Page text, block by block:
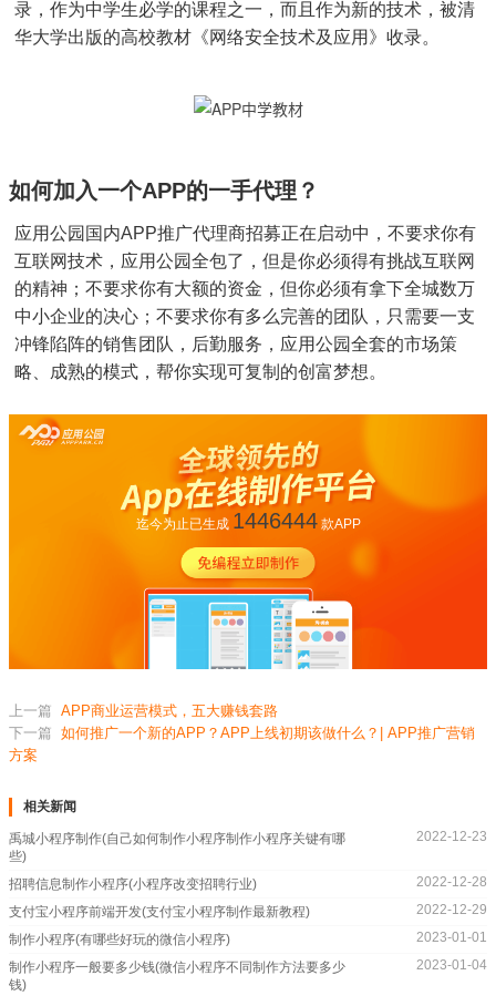
录，作为中学生必学的课程之一，而且作为新的技术，被清
华大学出版的高校教材《网络安全技术及应用》收录。
如何加入一个APP的一手代理？
应用公园国内APP推广代理商招募正在启动中，不要求你有
互联网技术，应用公园全包了，但是你必须得有挑战互联网
的精神；不要求你有大额的资金，但你必须有拿下全城数万
中小企业的决心；不要求你有多么完善的团队，只需要一支
冲锋陷阵的销售团队，后勤服务，应用公园全套的市场策
略、成熟的模式，帮你实现可复制的创富梦想。
迄今为止已生成 1446444款APP
上一篇 APP商业运营模式，五大赚钱套路
下一篇 如何推广一个新的APP？APP上线初期该做什么？| APP推广营销
方案
相关新闻
禹城小程序制作(自己如何制作小程序制作小程序关键有哪
些)
2022-12-23
招聘信息制作小程序(小程序改变招聘行业)
2022-12-28
支付宝小程序前端开发(支付宝小程序制作最新教程)
2022-12-29
制作小程序(有哪些好玩的微信小程序)
2023-01-01
制作小程序一般要多少钱(微信小程序不同制作方法要多少
钱)
2023-01-04